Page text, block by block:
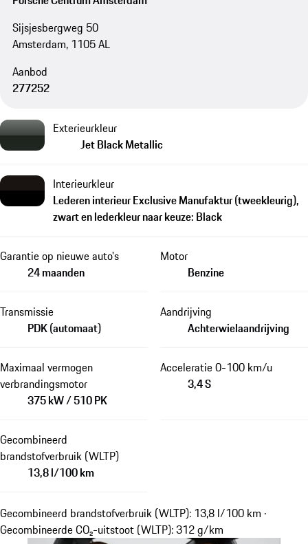
Sijsjesbergweg 50
Amsterdam, 1105 AL
Aanbod
277252
Exterieurkleur
Jet Black Metallic
Interieurkleur
Lederen interieur Exclusive Manufaktur (tweekleurig),
zwart en lederkleur naar keuze: Black
Garantie op nieuwe auto's
24 maanden
Motor
Benzine
Transmissie
PDK (automaat)
Aandrijving
Achterwielaandrijving
Maximaal vermogen
verbrandingsmotor
375 kW / 510 PK
Acceleratie 0-100 km/u
3,4 S
Gecombineerd
brandstofverbruik (WLTP)
13,8 l/100 km
Gecombineerd brandstofverbruik (WLTP): 13,8 l/100 km ·
Gecombineerde CO₂-uitstoot (WLTP): 312 g/km